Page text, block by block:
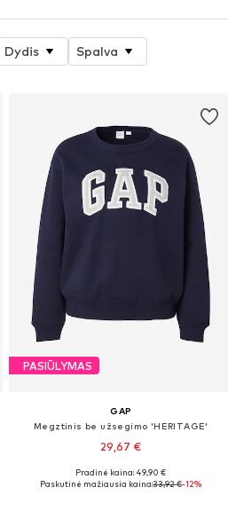
Dydis Spalva
PASIŪLYMAS
GAP
Megztinis be užsegimo 'HERITAGE'
29,67 €
+2
Galimi dydžiai: XS, S, M, L, XL
Pradinė kaina: 49,90 €
Paskutinė mažiausia kaina:33,92 €-12%